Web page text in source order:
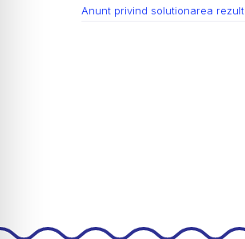
Anunt privind solutionarea